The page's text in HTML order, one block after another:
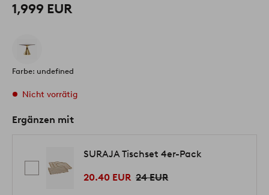
1,999 EUR
Farbe: undefined
Nicht vorrätig
Ergänzen mit
SURAJA Tischset 4er-Pack
20.40 EUR 24 EUR